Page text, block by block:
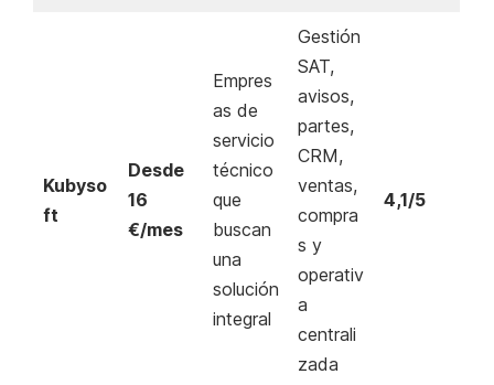
Kubyso
ft
Desde
16
€/mes
Empres
as de
servicio
técnico
que
buscan
una
solución
integral
Gestión
SAT,
avisos,
partes,
CRM,
ventas,
compra
s y
operativ
a
centrali
zada
4,1/5